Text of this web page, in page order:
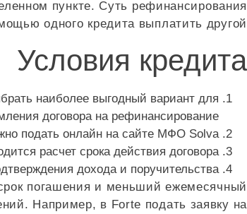
пункте. Суть рефинансирования
одного кредита выплатить другой.
Условия кредита
наиболее выгодный вариант для
договора на рефинансирование.
подать онлайн на сайте МФО Solva.
расчет срока действия договора.
дохода и поручительства.
погашения и меньший ежемесячный
Например, в Forte подать заявку на